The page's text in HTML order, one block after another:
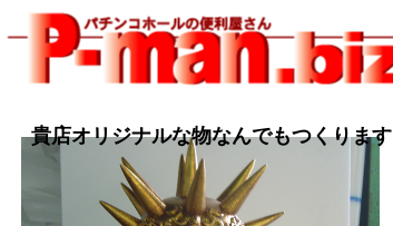
貴店オリジナルな物なんでもつくります